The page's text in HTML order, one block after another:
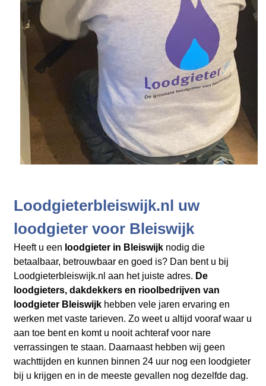
Loodgieterbleiswijk.nl uw
loodgieter voor Bleiswijk
Heeft u een loodgieter in Bleiswijknodig die
betaalbaar, betrouwbaar en goed is? Dan bent u bij
Loodgieterbleiswijk.nl aan het juiste adres. De
loodgieters, dakdekkers en rioolbedrijven van
loodgieter Bleiswijkhebben vele jaren ervaring en
werken met vaste tarieven. Zo weet u altijd vooraf waar u
aan toe bent en komt u nooit achteraf voor nare
verrassingen te staan. Daarnaast hebben wij geen
wachttijden en kunnen binnen 24 uur nog een loodgieter
bij u krijgen en in de meeste gevallen nog dezelfde dag.